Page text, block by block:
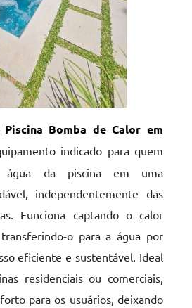
Bomba de Calor em
indicado para quem
da piscina em uma
independentemente das
Funciona captando o calor
o para a água por
eficiente e sustentável. Ideal
residenciais ou comerciais,
para os usuários, deixando